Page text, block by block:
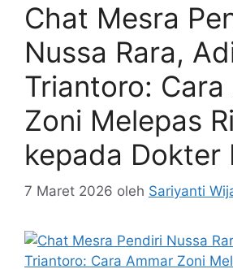
Chat Mesra
Nussa Rara,
Triantoro: Cara
Zoni Melepas
kepada Dokter
7 Maret 2026 oleh Sariyanti